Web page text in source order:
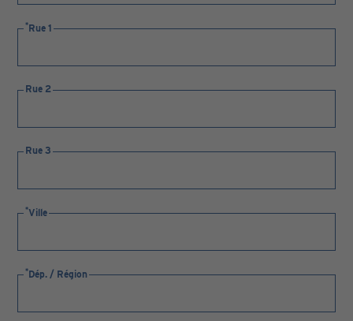
Rue 1
Rue 2
Rue 3
Ville
Dép. / Région